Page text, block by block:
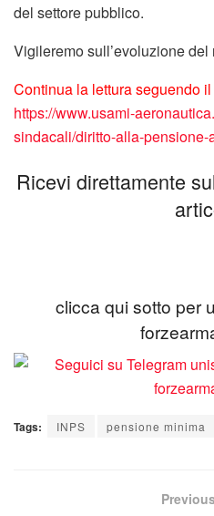
del settore pubblico.
Vigileremo sull’evoluzione del
Continua la lettura seguendo il
https://www.usami-
sindacali/diritto-alla-
Ricevi direttamente
clicca qui sotto per
Tags: INPS pensione minima